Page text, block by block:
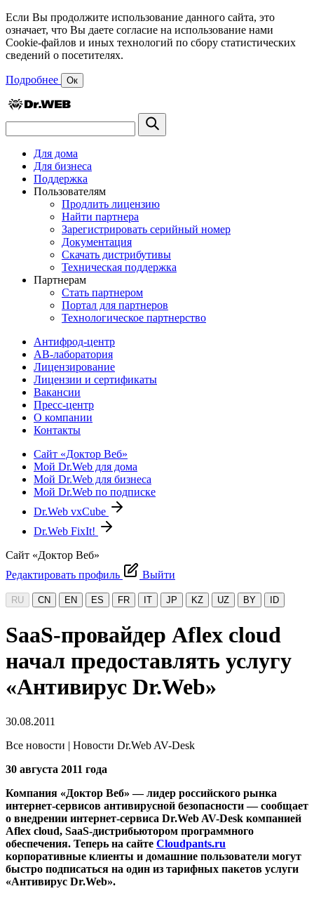
Если Вы продолжите использование данного сайта, это
означает, что Вы даете согласие на использование нами
Cookie-файлов и иных технологий по сбору статистических
сведений о посетителях.
Подробнее Ок
Для дома
Для бизнеса
Поддержка
Пользователям
Продлить лицензию
Найти партнера
Зарегистрировать серийный номер
Документация
Скачать дистрибутивы
Техническая поддержка
Партнерам
Стать партнером
Портал для партнеров
Технологическое партнерство
Антифрод-центр
АВ-лаборатория
Лицензирование
Лицензии и сертификаты
Вакансии
Пресс-центр
О компании
Контакты
Сайт «Доктор Веб»
Мой Dr.Web для дома
Мой Dr.Web для бизнеса
Мой Dr.Web по подписке
Dr.Web vxCube
Dr.Web FixIt!
Сайт «Доктор Веб»
Редактировать профиль
Выйти
RU CN EN ES FR IT JP KZ UZ BY ID
SaaS-провайдер Aflex cloud
начал предоставлять услугу
«Антивирус Dr.Web»
30.08.2011
Все новости | Новости Dr.Web AV-Desk
30 августа 2011 года
Компания «Доктор Веб» — лидер российского рынка
интернет-сервисов антивирусной безопасности — сообщает
о внедрении интернет-сервиса Dr.Web AV-Desk компанией
Aflex cloud, SaaS-дистрибьютором программного
обеспечения. Теперь на сайте Cloudpants.ru
корпоративные клиенты и домашние пользователи могут
быстро подписаться на один из тарифных пакетов услуги
«Антивирус Dr.Web».